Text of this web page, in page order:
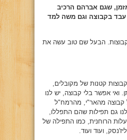
שגם אברהם הרכיב
עבד בקבוצה וגם משה למד
הבעל שם טוב עשה את
קבוצות קטנות של מקובלים,
ואי אפשר בלי קבוצה, יש לנו
קבוצה מהאר"י, מהרמח"ל
גם תפילות שהם התפללו,
הרוחנית, כמו התפילה של
ועוד ועוד.